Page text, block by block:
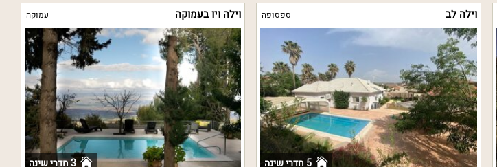
וילה לב ספסופה
5 חדרי שינה
וילה ויו בעמוקה עמוקה
3 חדרי שינה